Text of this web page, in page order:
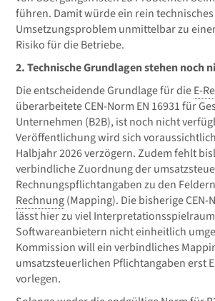
führen. Damit würde ein rein technisches
Umsetzungsproblem unmittelbar zu
Risiko für die Betriebe.
2. Technische Grundlagen stehen noch
Die entscheidende Grundlage für dieE-
überarbeitete CEN-Norm EN 16931 für
Unternehmen (B2B), ist noch nicht
Veröffentlichung wird sich
Halbjahr 2026 verzögern. Zudem fehlt
verbindliche Zuordnung der
Rechnungspflichtangaben zu den
Rechnung(Mapping). Die bisherige CEN-
lässt hier zu viel
Softwareanbietern nicht einheitlich
Kommission will ein verbindliches
umsatzsteuerlichen Pflichtangaben erst
vorlegen.